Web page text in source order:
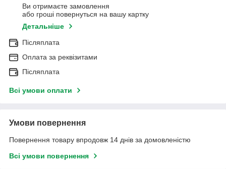
Ви отримаєте замовлення
або гроші повернуться на вашу картку
Детальніше
Післяплата
Оплата за реквізитами
Післяплата
Всі умови оплати
Умови повернення
Повернення товару впродовж 14 днів за домовленістю
Всі умови повернення